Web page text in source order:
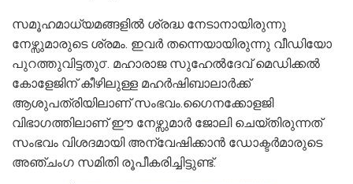
സമൂഹമാധ്യമങ്ങളിൽ ശ്രദ്ധ നേടാനായിരുന്നു
നേഴ്സുമാരുടെ ശ്രമം. ഇവർ തന്നെയായിരുന്നു വീഡിയോ
പുറത്തുവിട്ടതു൦. മഹാരാജ സുഹേൽദേവ് മെഡിക്കൽ
കോളേജിന് കീഴിലുള്ള മഹർഷിബാലാർക്ക്
ആശുപത്രിയിലാണ് സംഭവം.ഗൈനക്കോളജി
വിഭാഗത്തിലാണ് ഈ നേഴ്സുമാർ ജോലി ചെയ്തിരുന്നത്
സംഭവം വിശദമായി അന്വേഷിക്കാൻ ഡോക്ടർമാരുടെ
അഞ്ചംഗ സമിതി രൂപീകരിച്ചിട്ടുണ്ട്.